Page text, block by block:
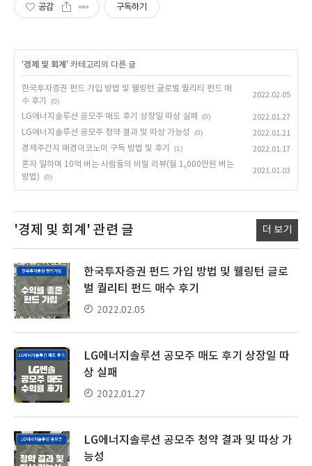
공감 구독하기
'경제 및 회계 ' 카테고리의 다른 글
한국투자증권 펀드 가입 방법 및 웰링턴 글로벌 퀄리티 펀드 매
수 후기
(0)
2022.02.05
LG에너지솔루션 공모주 매도 후기 상장일 따상 실패 (0)
2022.01.27
LG에너지솔루션 공모주 청약 결과 및 따상 가능성
(0)
2022.01.21
경제주간지 매경이코노미 구독 방법 및 후기
(1)
2022.01.17
혼자 일하며 10억 버는 사람들의 비밀 리뷰(월 1,000만원 버는
방법)
(0)
2021.01.03
'경제 및 회계' 관련 글 더 보기
한국투자증권 펀드 가입 방법 및 웰링턴 글로
벌 퀄리티 펀드 매수 후기
2022.02.05
LG에너지솔루션 공모주 매도 후기 상장일 따
상 실패
2022.01.27
LG에너지솔루션 공모주 청약 결과 및 따상 가
능성